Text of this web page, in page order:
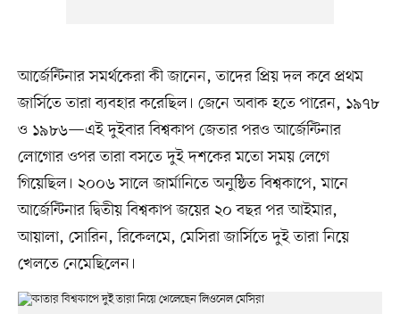
আর্জেন্টিনার সমর্থকেরা কী জানেন, তাদের প্রিয় দল কবে প্রথম
জার্সিতে তারা ব্যবহার করেছিল। জেনে অবাক হতে পারেন, ১৯৭৮
ও ১৯৮৬—এই দুইবার বিশ্বকাপ জেতার পরও আর্জেন্টিনার
লোগোর ওপর তারা বসতে দুই দশকের মতো সময় লেগে
গিয়েছিল। ২০০৬ সালে জার্মানিতে অনুষ্ঠিত বিশ্বকাপে, মানে
আর্জেন্টিনার দ্বিতীয় বিশ্বকাপ জয়ের ২০ বছর পর আইমার,
আয়ালা, সোরিন, রিকেলমে, মেসিরা জার্সিতে দুই তারা নিয়ে
খেলতে নেমেছিলেন।